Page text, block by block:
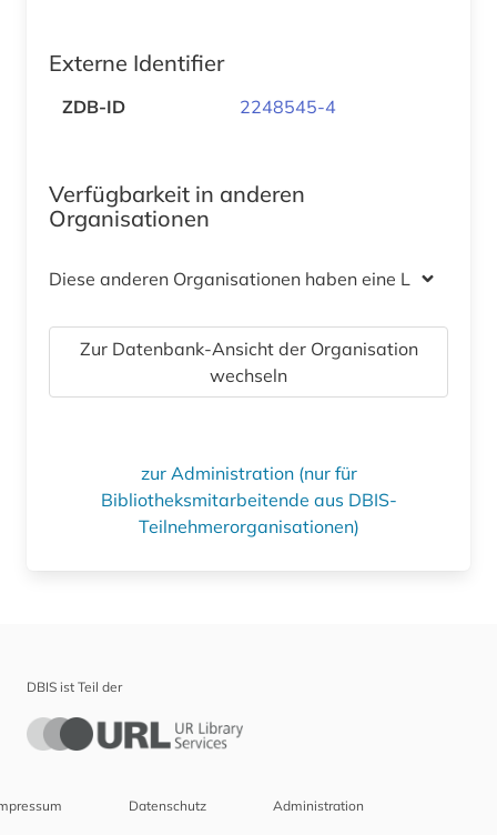
Externe Identifier
ZDB-ID 2248545-4
Verfügbarkeit in anderen
Organisationen
Diese anderen Organisationen haben eine Lizenz
Zur Datenbank-Ansicht der Organisation
wechseln
zur Administration (nur für
Bibliotheksmitarbeitende aus DBIS-
Teilnehmerorganisationen)
DBIS ist Teil der
Datenschutz Administration